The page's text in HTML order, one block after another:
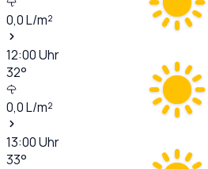
0,0L/m²
12:00Uhr
32°
0,0L/m²
13:00Uhr
33°